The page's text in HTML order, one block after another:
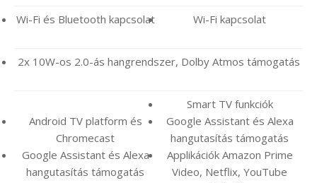
Wi-Fi és Bluetooth kapcsolat Wi-Fi kapcsolat
2x 10W-os 2.0-ás hangrendszer, Dolby Atmos támogatás
Android TV platform és
Chromecast
Google Assistant és Alexa
hangutasítás támogatás
Smart TV funkciók
Google Assistant és Alexa
hangutasítás támogatás
Applikációk Amazon Prime
Video, Netflix, YouTube